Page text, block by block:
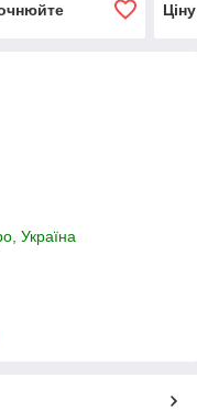
Україна